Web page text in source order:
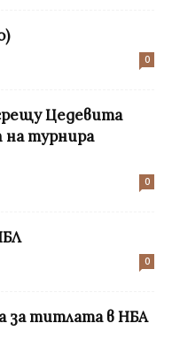
0
Цедевита
на турнира
0
0
за титлата в НБА